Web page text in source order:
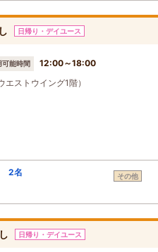
日帰り・デイユース
可能時間
12:00～18:00
ストウイング1階）
2名 その他
日帰り・デイユース